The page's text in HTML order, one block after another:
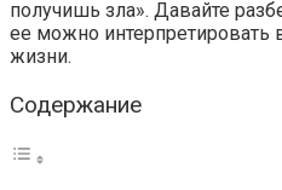
получишь зла». Давайте
ее можно
жизни.
Содержание